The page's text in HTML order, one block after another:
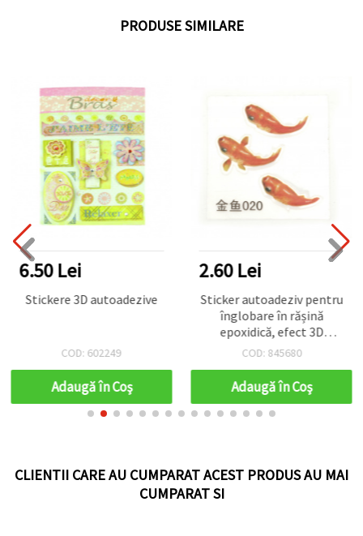
PRODUSE SIMILARE
6.50 Lei
Stickere 3D autoadezive
COD: 602249
Adaugă în Coş
2.60 Lei
Sticker autoadeziv pentru
înglobare în rășină
epoxidică, efect 3D
stratificat, pictat manual,
dimensiune imagine
33x20 mm
COD: 845680
Adaugă în Coş
CLIENTII CARE AU CUMPARAT ACEST PRODUS AU MAI
CUMPARAT SI